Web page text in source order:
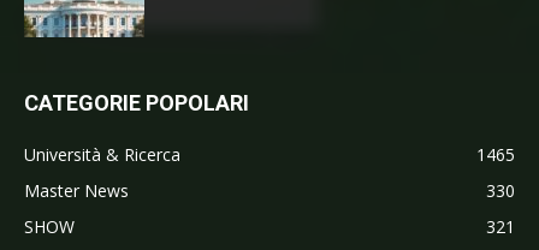
CATEGORIE POPOLARI
Università & Ricerca
1465
Master News
330
SHOW
321